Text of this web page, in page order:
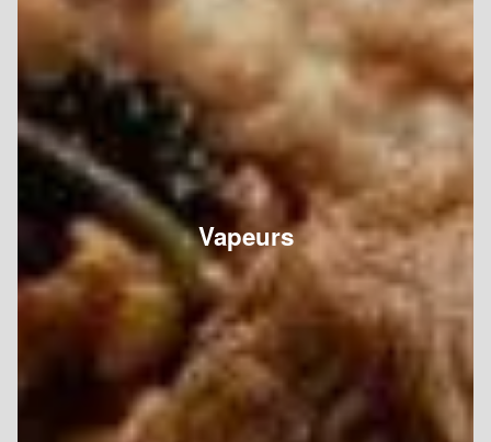
Vapeurs